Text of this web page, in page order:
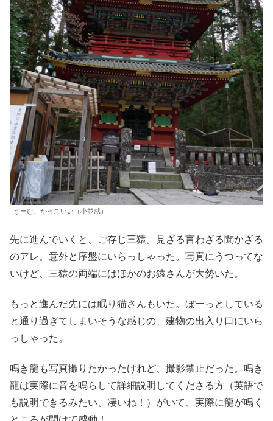
うーむ、かっこいい（小並感）
先に進んでいくと、ご存じ三猿。見ざる言わざる聞かざる
のアレ。意外と序盤にいらっしゃった。写真にうつってな
いけど、三猿の両端にはほかのお猿さんが大勢いた。
もっと進んだ先には眠り猫さんもいた。ぼーっとしている
と通り過ぎてしまいそうな感じの、建物の出入り口にいら
っしゃった。
鳴き龍も写真撮りたかったけれど、撮影禁止だった。鳴き
龍は実際に音を鳴らして詳細説明してくださる方（英語で
も説明できるみたい、凄いね！）がいて、実際に龍が鳴く